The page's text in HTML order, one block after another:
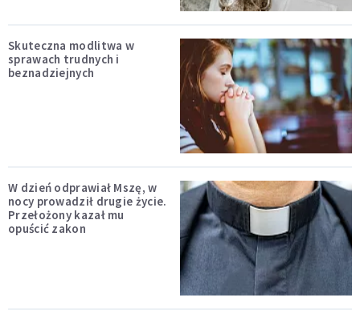
Skuteczna modlitwa w
sprawach trudnych i
beznadziejnych
W dzień odprawiał Mszę, w
nocy prowadził drugie życie.
Przełożony kazał mu
opuścić zakon